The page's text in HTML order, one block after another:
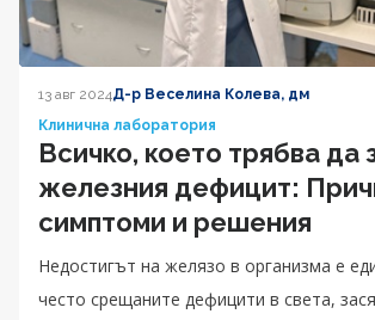
13 авг 2024Д-р Веселина Колева, дм
Клинична лаборатория
Всичко, което трябва да
железния дефицит:
симптоми и решения
Недостигът на желязо в организма е
често срещаните дефицити в света,